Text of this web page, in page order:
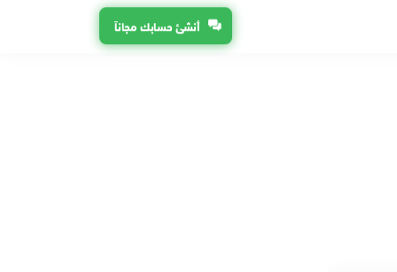
أنشئ حسابك مجاناً